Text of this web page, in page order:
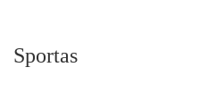
Sportas